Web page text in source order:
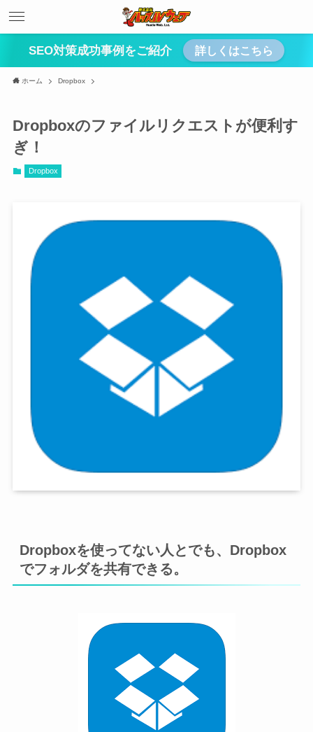
SEO対策成功事例をご紹介 詳しくはこちら
ホーム Dropbox
Dropboxのファイルリクエストが便利す
ぎ！
Dropbox
Dropboxを使ってない人とでも、Dropbox
でフォルダを共有できる。